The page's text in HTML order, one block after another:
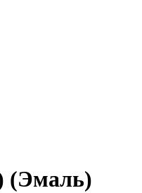
(Эмаль)